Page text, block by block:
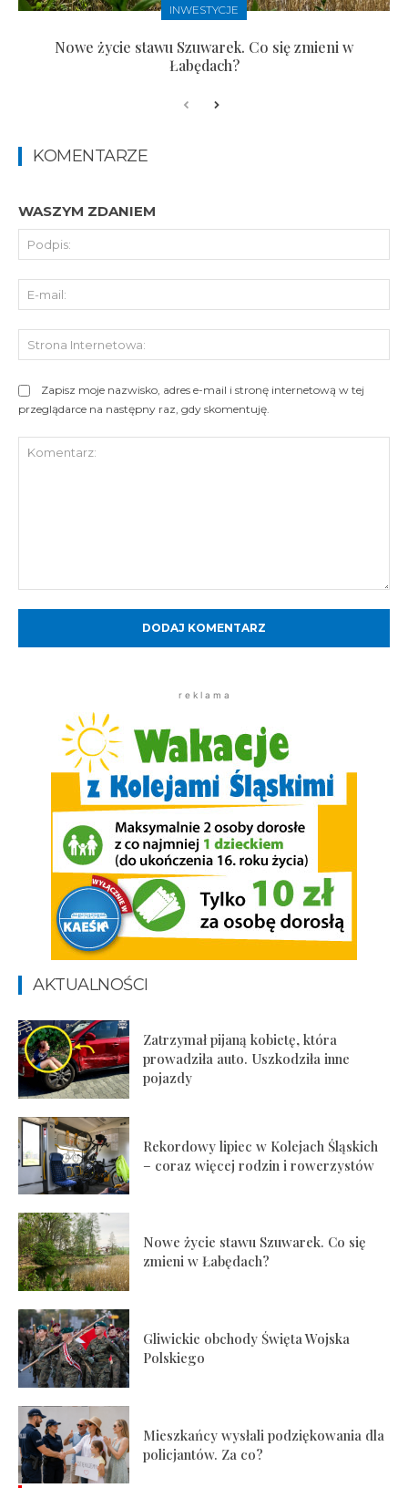
INWESTYCJE
Nowe życie stawu Szuwarek. Co się zmieni w
Łabędach?
KOMENTARZE
WASZYM ZDANIEM
Zapisz moje nazwisko, adres e-mail i stronę internetową w tej
przeglądarce na następny raz, gdy skomentuję.
r e k l a m a
AKTUALNOŚCI
Zatrzymał pijaną kobietę, która
prowadziła auto. Uszkodziła inne
pojazdy
Rekordowy lipiec w Kolejach Śląskich
– coraz więcej rodzin i rowerzystów
Nowe życie stawu Szuwarek. Co się
zmieni w Łabędach?
Gliwickie obchody Święta Wojska
Polskiego
Mieszkańcy wysłali podziękowania dla
policjantów. Za co?